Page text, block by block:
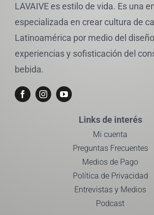
LAVAIVE es estilo de vida. Es una
especializada en crear cultura de
Latinoamérica por medio del
experiencias y sofisticación del
bebida.
Links de interés
Mi cuenta
Preguntas Frecuentes
Medios de Pago
Política de Privacidad
Entrevistas y Medios
Podcast